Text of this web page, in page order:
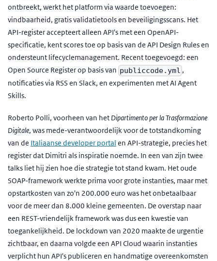
ontbreekt, werkt het platform via waarde toevoegen:
vindbaarheid, gratis validatietools en beveiligingsscans. Het
API-register accepteert alleen API's met een OpenAPI-
specificatie, kent scores toe op basis van de API Design Rules en
ondersteunt lifecyclemanagement. Recent toegevoegd: een
Open Source Register op basis van publiccode.yml ,
notificaties via RSS en Slack, en experimenten met AI Agent
Skills.
Roberto Polli, voorheen van het Dipartimento per la Trasformazione
Digitale, was mede-verantwoordelijk voor de totstandkoming
van de Italiaanse developer portal en API-strategie, precies het
register dat Dimitri als inspiratie noemde. In een van zijn twee
talks liet hij zien hoe die strategie tot stand kwam. Het oude
SOAP-framework werkte prima voor grote instanties, maar met
opstartkosten van zo'n 200.000 euro was het onbetaalbaar
voor de meer dan 8.000 kleine gemeenten. De overstap naar
een REST-vriendelijk framework was dus een kwestie van
toegankelijkheid. De lockdown van 2020 maakte de urgentie
zichtbaar, en daarna volgde een API Cloud waarin instanties
verplicht hun API's publiceren en handmatige overeenkomsten